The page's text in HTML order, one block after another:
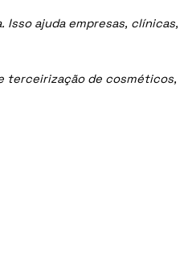
ajuda empresas,
terceirização de